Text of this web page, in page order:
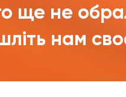
ще не
нам